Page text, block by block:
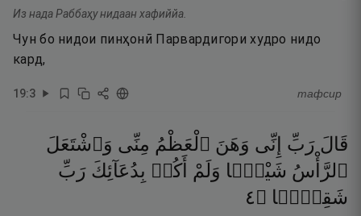
Из нада Раббаҳу нидаан хафиййа.
Чун бо нидои пинҳонӣ Парвардигори худро нидо
кард,
19:3 тафсир
قَالَ رَبِّ إِنِّى وَهَنَ ٱلْعَظْمُ مِنِّى وَٱشْتَعَلَ
ٱلرَّأْسُ شَيْبًۭا وَلَمْ أَكُنۢ بِدُعَآئِكَ رَبِّ
شَقِيًّۭا ۝٤